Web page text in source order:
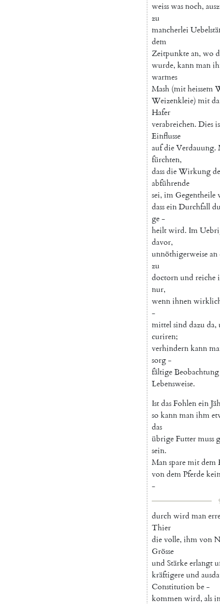
weisswasnoch,
zu
mancherlei
dem
Zeitpunktean, wo
wurde, kannman
warmes
Mash (mitheissem
Weizenkleie) mit
Hafer
verabreichen. Dies
Einflusse
aufdieVerdauung.
fürchten,
dassdieWirkung
abführende
sei, im Gegentheile
dasseinDurchfall
ge-
heiltwird. Im
davor,
unnöthigerweisean
zu
doctornund reiche
nur,
wennihnen
-
mittelsind dazu da,
curiren;
verhindernkann
sorg-
fältigeBeobachtung
Lebensweise.
IstdasFohlenein
so kannmanihm
das
übrigeFuttermuss
sein.
Mansparemitdem
vondemPferde
-
durchwird man
Thier
dievolle, ihmvon
Grösse
und Stärkeerlangt
kräftigereund
Constitutionbe-
kommenwird, als